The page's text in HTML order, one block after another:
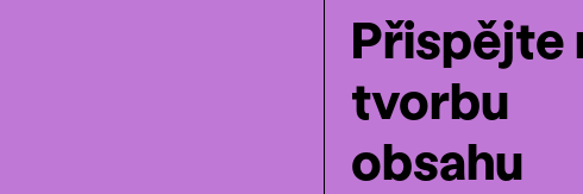
Přispějte
tvorbu
obsahu